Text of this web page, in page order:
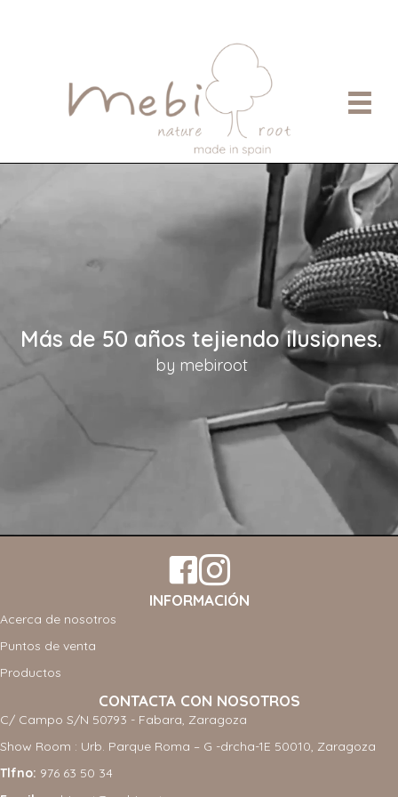
Más de 50 años tejiendo ilusiones.
by mebiroot
INFORMACIÓN
Acerca de nosotros
Puntos de venta
Productos
CONTACTA CON NOSOTROS
C/ Campo S/N 50793 - Fabara, Zaragoza
Show Room : Urb. Parque Roma – G -drcha-1E 50010, Zaragoza
Tlfno: 976 63 50 34